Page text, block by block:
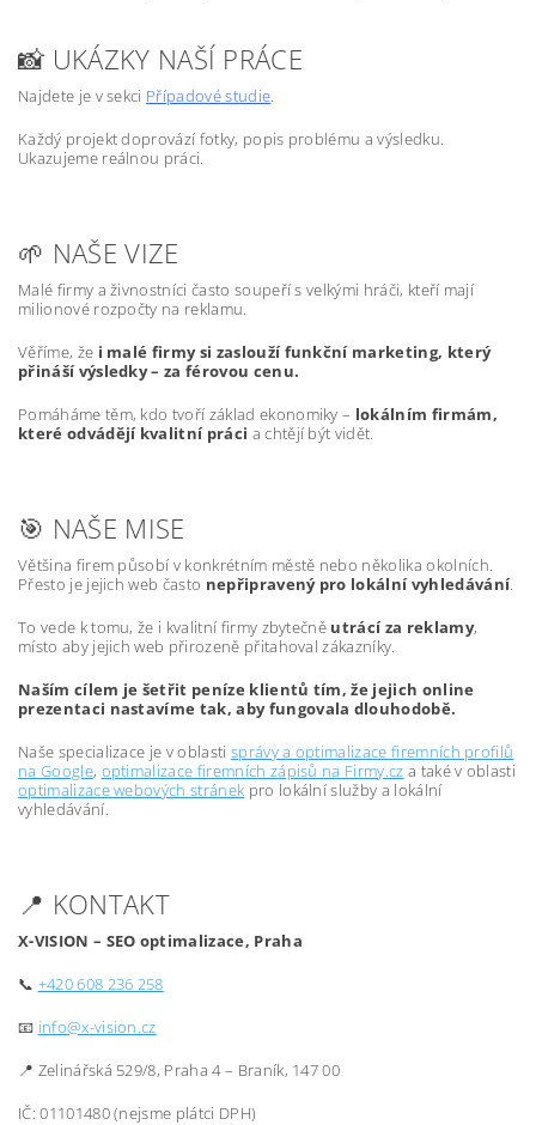
📸 UKÁZKY NAŠÍ PRÁCE
Najdete je v sekci Případové studie.
Každý projekt doprovází fotky, popis problému a výsledku.
Ukazujeme reálnou práci.
🌱 NAŠE VIZE
Malé firmy a živnostníci často soupeří s velkými hráči, kteří mají
milionové rozpočty na reklamu.
Věříme, že i malé firmy si zaslouží funkční marketing, který
přináší výsledky – za férovou cenu.
Pomáháme těm, kdo tvoří základ ekonomiky – lokálním firmám,
které odvádějí kvalitní práci a chtějí být vidět.
🎯 NAŠE MISE
Většina firem působí v konkrétním městě nebo několika okolních.
Přesto je jejich web často nepřipravený pro lokální vyhledávání.
To vede k tomu, že i kvalitní firmy zbytečně utrácí za reklamy,
místo aby jejich web přirozeně přitahoval zákazníky.
Naším cílem je šetřit peníze klientů tím, že jejich online
prezentaci nastavíme tak, aby fungovala dlouhodobě.
Naše specializace je v oblasti správy a optimalizace firemních profilů
na Google, optimalizace firemních zápisů na Firmy.cz a také v oblasti
optimalizace webových stránek pro lokální služby a lokální
vyhledávání.
📍 KONTAKT
X-VISION – SEO optimalizace, Praha
📞 +420 608 236 258
📧 info@x-vision.cz
📍 Zelinářská 529/8, Praha 4 – Braník, 147 00
IČ: 01101480 (nejsme plátci DPH)